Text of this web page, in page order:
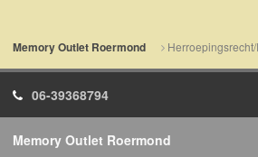
Memory Outlet Roermond
06-39368794
Memory Outlet Roermond